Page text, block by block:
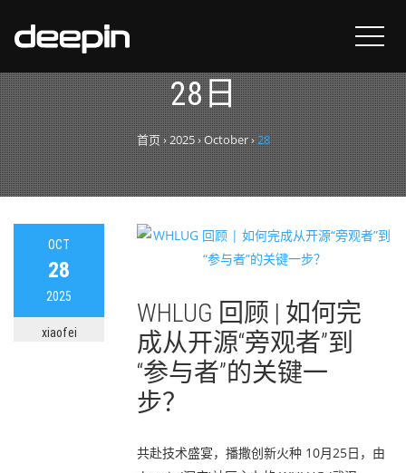
每日归档：
2025年10月
28日
首页›2025›October›28
OCT
28
2025
xiaofei
WHLUG 回顾 | 如何完
成从开源“旁观者”到
“参与者”的关键一
步？
共赴技术盛宴，播撒创新火种 10月25日，由